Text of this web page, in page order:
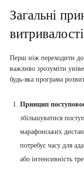
Загальні
витривалості
Перш ніж переходити
важливо зрозуміти
будь-яка програма
Принцип
збільшуватися
марафонських
потребує часу для
або інтенсивність